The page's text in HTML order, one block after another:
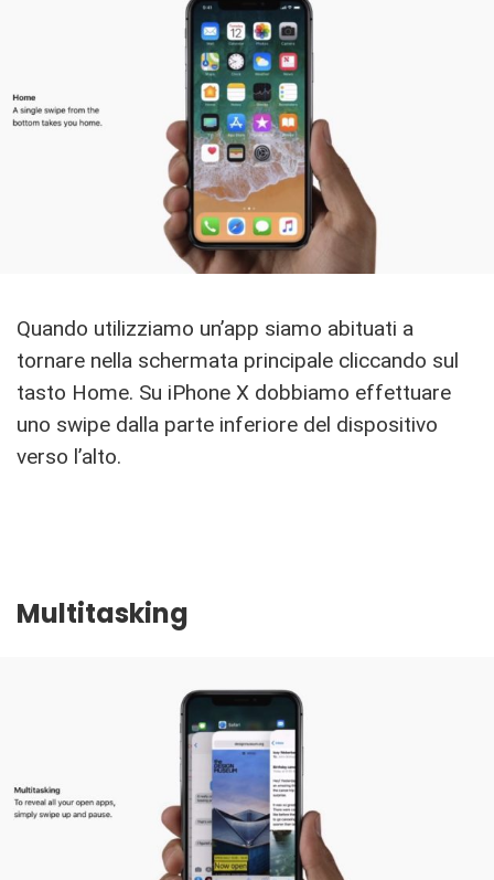
Quando utilizziamo un’app siamo abituati a
tornare nella schermata principale cliccando sul
tasto Home. Su iPhone X dobbiamo effettuare
uno swipe dalla parte inferiore del dispositivo
verso l’alto.
Multitasking